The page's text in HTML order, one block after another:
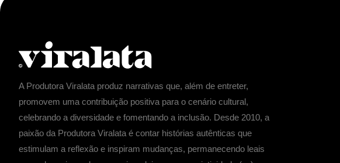
A Produtora Viralata produz narrativas que, além de entreter,
promovem uma contribuição positiva para o cenário cultural,
celebrando a diversidade e fomentando a inclusão. Desde 2010, a
paixão da Produtora Viralata é contar histórias autênticas que
estimulam a reflexão e inspiram mudanças, permanecendo leais